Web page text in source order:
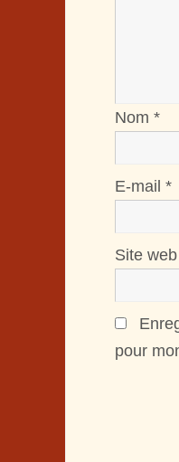
Nom *
E-mail *
Site web
pour